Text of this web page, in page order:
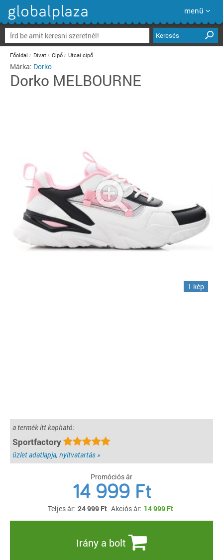
menü
Keresés
Főoldal Divat Cipő Utcai cipő
Márka: Dorko
Dorko MELBOURNE
1 kép
a termék itt kapható:
Sportfactory
üzlet adatlapja, nyitvatartás »
Promóciós ár
14 999 Ft
Teljes ár: 24 999 Ft Akciós ár: 14 999 Ft
Irány a bolt